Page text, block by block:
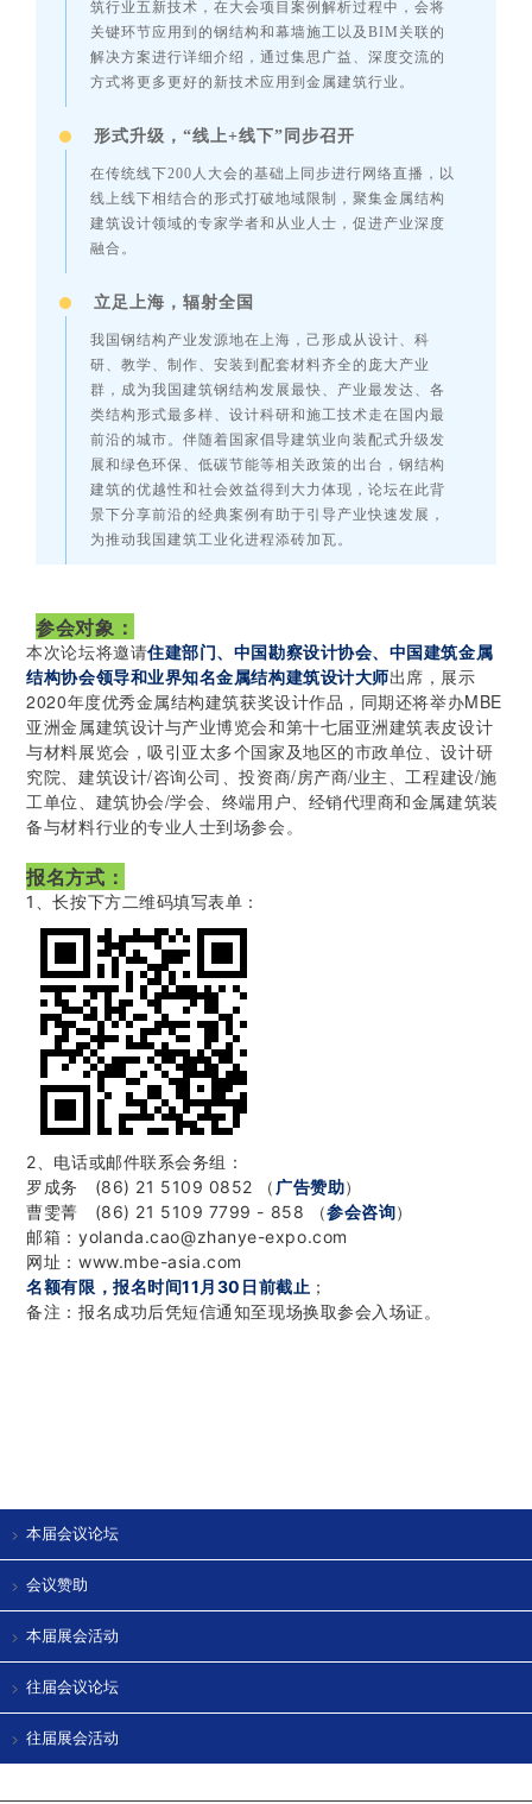
筑行业五新技术，在大会项目案例解析过程中，会将
关键环节应用到的钢结构和幕墙施工以及BIM关联的
解决方案进行详细介绍，通过集思广益、深度交流的
方式将更多更好的新技术应用到金属建筑行业。
形式升级，“线上+线下”同步召开
在传统线下200人大会的基础上同步进行网络直播，以
线上线下相结合的形式打破地域限制，聚集金属结构
建筑设计领域的专家学者和从业人士，促进产业深度
融合。
立足上海，辐射全国
我国钢结构产业发源地在上海，己形成从设计、科
研、教学、制作、安装到配套材料齐全的庞大产业
群，成为我国建筑钢结构发展最快、产业最发达、各
类结构形式最多样、设计科研和施工技术走在国内最
前沿的城市。伴随着国家倡导建筑业向装配式升级发
展和绿色环保、低碳节能等相关政策的出台，钢结构
建筑的优越性和社会效益得到大力体现，论坛在此背
景下分享前沿的经典案例有助于引导产业快速发展，
为推动我国建筑工业化进程添砖加瓦。
参会对象：
本次论坛将邀请住建部门、中国勘察设计协会、中国建筑金属
结构协会领导和业界知名金属结构建筑设计大师出席，展示
2020年度优秀金属结构建筑获奖设计作品，同期还将举办MBE
亚洲金属建筑设计与产业博览会和第十七届亚洲建筑表皮设计
与材料展览会，吸引亚太多个国家及地区的市政单位、设计研
究院、建筑设计/咨询公司、投资商/房产商/业主、工程建设/施
工单位、建筑协会/学会、终端用户、经销代理商和金属建筑装
备与材料行业的专业人士到场参会。
报名方式：
1、长按下方二维码填写表单：
2、电话或邮件联系会务组：
罗成务 (86) 21 5109 0852 （ 广告赞助）
曹雯菁 (86) 21 5109 7799 - 858 （参会咨询）
邮箱：yolanda.cao@zhanye-expo.com
网址：www.mbe-asia.com
名额有限，报名时间11月30日前截止 ；
备注：报名成功后凭短信通知至现场换取参会入场证。
本届会议论坛
会议赞助
本届展会活动
往届会议论坛
往届展会活动